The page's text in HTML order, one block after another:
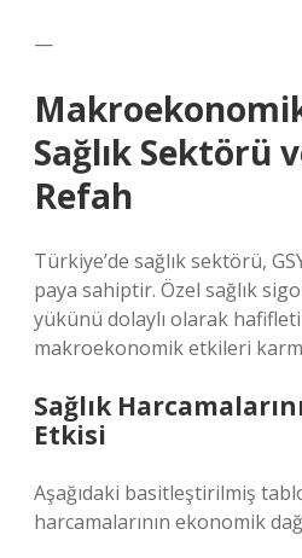
—
Sağlık Sektörü
Refah
Türkiye’de sağlık sektörü,
paya sahiptir. Özel sağlık
yükünü dolaylı olarak
makroekonomik etkileri
Sağlık
Etkisi
Aşağıdaki basitleştirilmiş
harcamalarının ekonomik